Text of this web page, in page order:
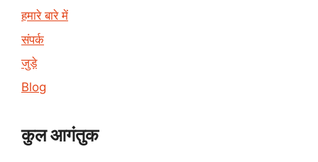
हमारे बारे में
संपर्क
जुड़े
Blog
कुल आगंतुक